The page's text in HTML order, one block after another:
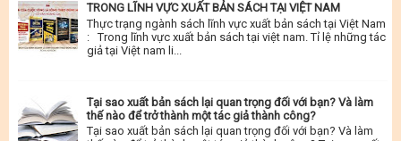
TRONG LĨNH VỰC XUẤT BẢN SÁCH TẠI VIỆT NAM
Thực trạng ngành sách lĩnh vực xuất bản sách tại Việt Nam
: Trong lĩnh vực xuất bản sách tại việt nam. Tỉ lệ những tác
giả tại Việt nam li...
Tại sao xuất bản sách lại quan trọng đối với bạn? Và làm
thế nào để trở thành một tác giả thành công?
Tại sao xuất bản sách lại quan trọng đối với bạn? Và làm